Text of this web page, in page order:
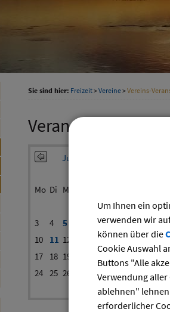
Sie sind hier: Freizeit>Vereine>Vereins-
Juni 2024
Mo Di Mi
1
2
3
4 5 8
9
10
11 12 14 15 16
17
18 19
24 25 26 28 29 30
bis:
Um Ihnen ein
verwenden wir
können über die
Cookie Auswahl
Buttons "Alle
Verwendung
ablehnen"
erforderlicher